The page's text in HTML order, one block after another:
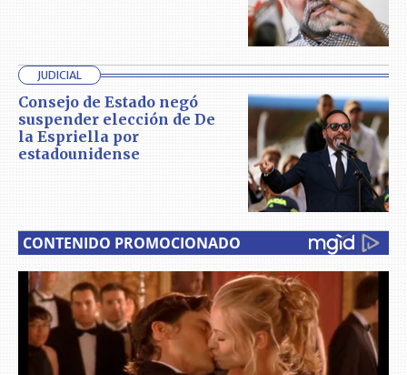
JUDICIAL
Consejo de Estado negó
suspender elección de De
la Espriella por
estadounidense